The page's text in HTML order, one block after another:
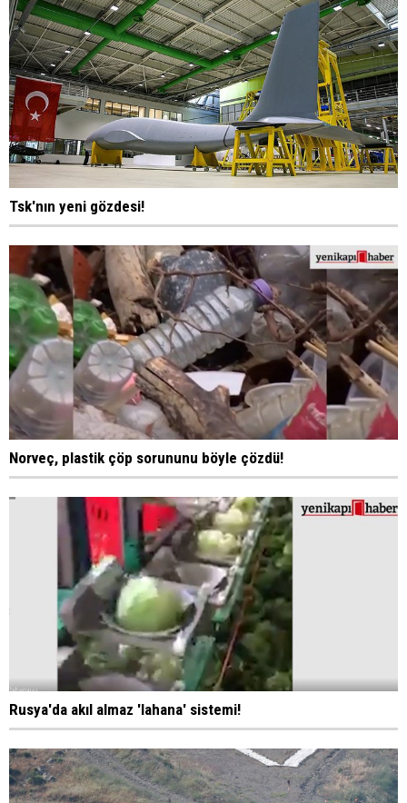
Tsk'nın yeni gözdesi!
Norveç, plastik çöp sorununu böyle çözdü!
Rusya'da akıl almaz 'lahana' sistemi!